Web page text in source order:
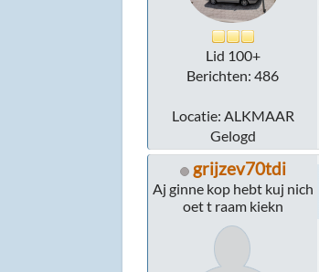
Lid 100+
Berichten: 486
Locatie: ALKMAAR
Gelogd
grijzev70tdi
Aj ginne kop hebt kuj nich
oet t raam kiekn